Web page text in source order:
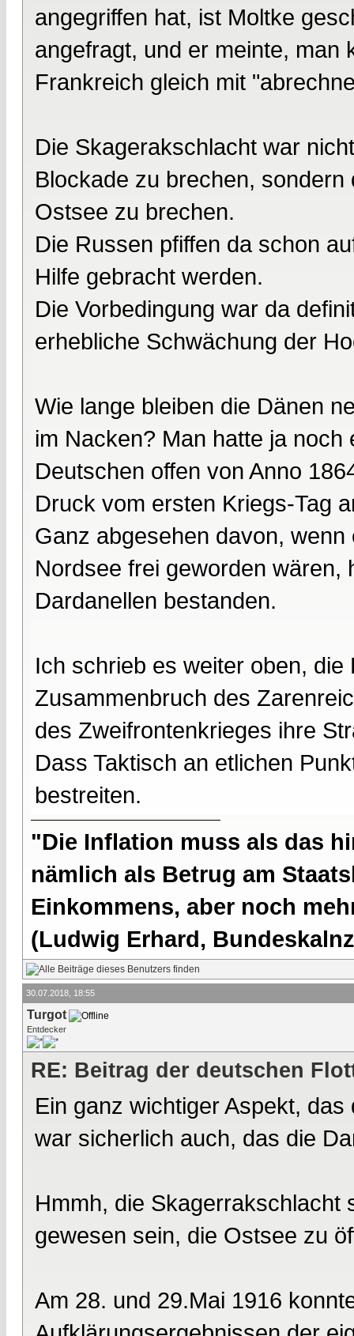
angegriffen hat, ist Moltke
angefragt, und er meinte, man
Frankreich gleich mit
Die Skagerakschlacht war
Blockade zu brechen,
Ostsee zu brechen.
Die Russen pfiffen da schon
Hilfe gebracht werden.
Die Vorbedingung war da
erhebliche Schwächung der
Wie lange bleiben die Dänen
im Nacken? Man hatte ja
Deutschen offen von Anno
Druck vom ersten Kriegs-Tag
Ganz abgesehen davon,
Nordsee frei geworden wären,
Dardanellen bestanden.
Ich schrieb es weiter oben,
Zusammenbruch des
des Zweifrontenkrieges ihre
Dass Taktisch an etlichen
bestreiten.
"Die Inflation muss als das
nämlich als Betrug am
Einkommens, aber noch
(Ludwig Erhard,
30.07.2018, 18:55
Turgot
Entdecker
RE: Beitrag der deutschen
Ein ganz wichtiger Aspekt,
war sicherlich auch, das die
Hmmh, die Skagerrakschlacht
gewesen sein, die Ostsee zu
Am 28. und 29.Mai 1916